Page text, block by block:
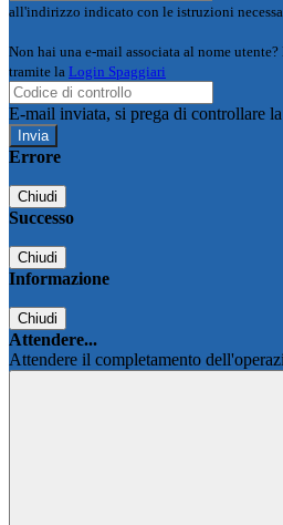
all'indirizzo indicato con le istruzioni
Non hai una e-mail associata al nome
tramite la Login Spaggiari
E-mail inviata, si prega di controllare
Errore
Chiudi
Successo
Chiudi
Informazione
Chiudi
Attendere...
Attendere il completamento